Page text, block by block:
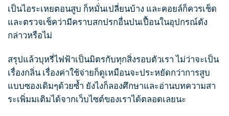
เป็นไอระเหยตอนสูบ ก็หมั่นเปลี่ยนบ้าง และคอยล์ก็ควรเช็ด
และตรวจเช็คว่ามีคราบสกปรกอื่นปนเปื้อนในอุปกรณ์ดัง
กล่าวหรือไม่
สรุปแล้วบุหรี่ไฟฟ้าเป็นมิตรกับทุกสิ่งรอบตัวเรา ไม่ว่าจะเป็น
เรื่องกลิ่น เรื่องค่าใช้จ่ายก็ดูเหมือนจะประหยัดกว่าการสูบ
แบบซองเดิมๆด้วยซ้ำ ยังไงก็ลองศึกษาและอ่านบทความสา
ระเพิ่มมเติมได้จากเว็บไซต์ของเราได้ตลอดเลยนะ